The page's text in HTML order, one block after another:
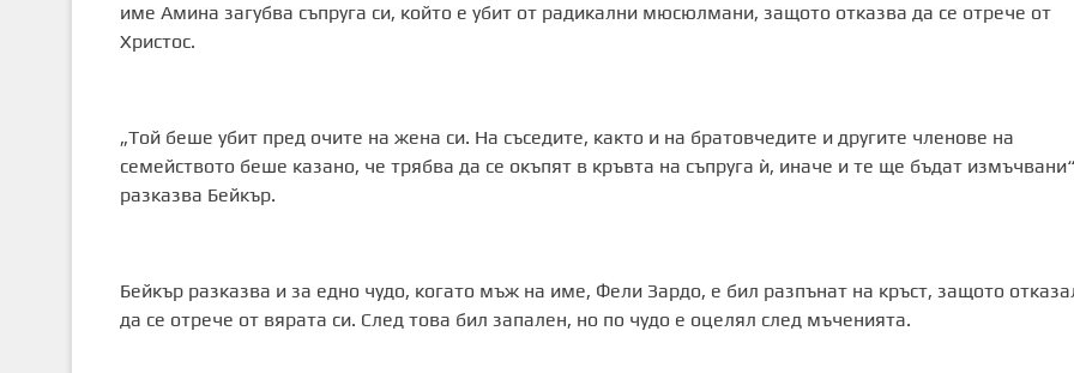
име Амина загубва съпруга си, който е убит от радикални мюсюлмани, защото отказва да се отрече от
Христос.
„Той беше убит пред очите на жена си. На съседите, както и на братовчедите и другите членове на
семейството беше казано, че трябва да се окъпят в кръвта на съпруга ѝ, иначе и те ще бъдат
разказва Бейкър.
Бейкър разказва и за едно чудо, когато мъж на име, Фели Зардо, е бил разпънат на кръст, защото
да се отрече от вярата си. След това бил запален, но по чудо е оцелял след мъченията.